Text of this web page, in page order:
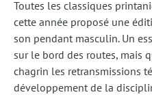
Toutes les classiques
cette année proposé une
son pendant masculin. Un
sur le bord des routes, mais
chagrin les retransmissions
développement de la